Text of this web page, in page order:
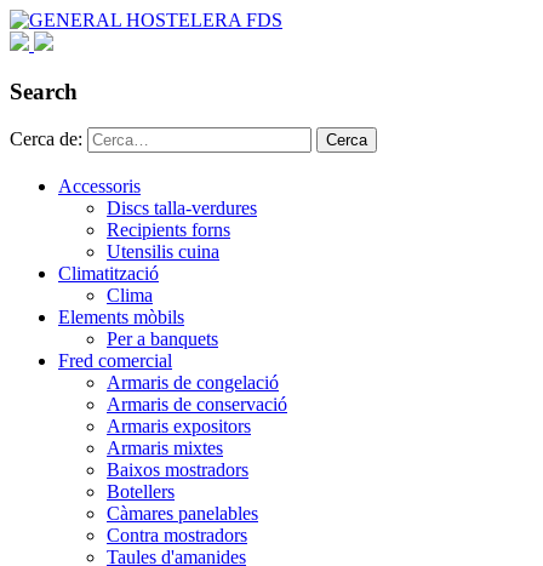
Search
Cerca de: Cerca
Accessoris
Discs talla-verdures
Recipients forns
Utensilis cuina
Climatització
Clima
Elements mòbils
Per a banquets
Fred comercial
Armaris de congelació
Armaris de conservació
Armaris expositors
Armaris mixtes
Baixos mostradors
Botellers
Càmares panelables
Contra mostradors
Taules d'amanides